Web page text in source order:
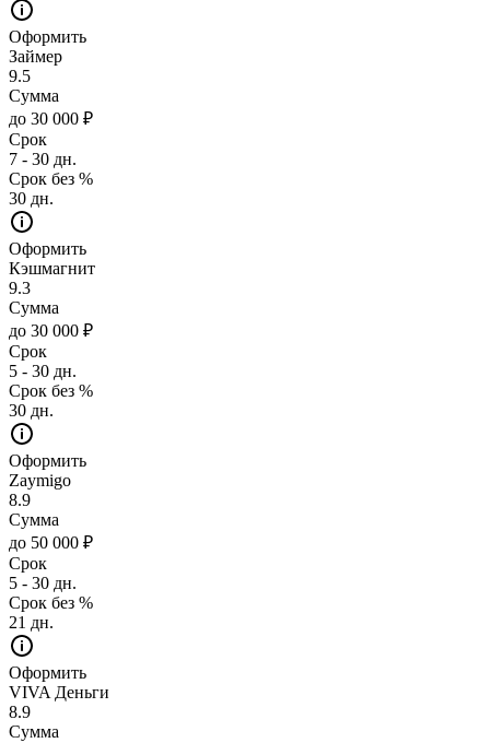
Оформить
Займер
9.5
Сумма
до 30 000 ₽
Срок
7 - 30 дн.
Срок без %
30 дн.
Оформить
Кэшмагнит
9.3
Сумма
до 30 000 ₽
Срок
5 - 30 дн.
Срок без %
30 дн.
Оформить
Zaymigo
8.9
Сумма
до 50 000 ₽
Срок
5 - 30 дн.
Срок без %
21 дн.
Оформить
VIVA Деньги
8.9
Сумма